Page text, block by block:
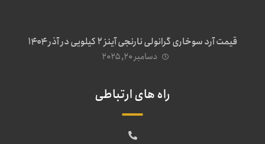
قیمت آرد سوخاری گرانولی نارنجی آینز ۲ کیلویی در آذر ۱۴۰۴
دسامبر ۲۰, ۲۰۲۵
راه های ارتباطی